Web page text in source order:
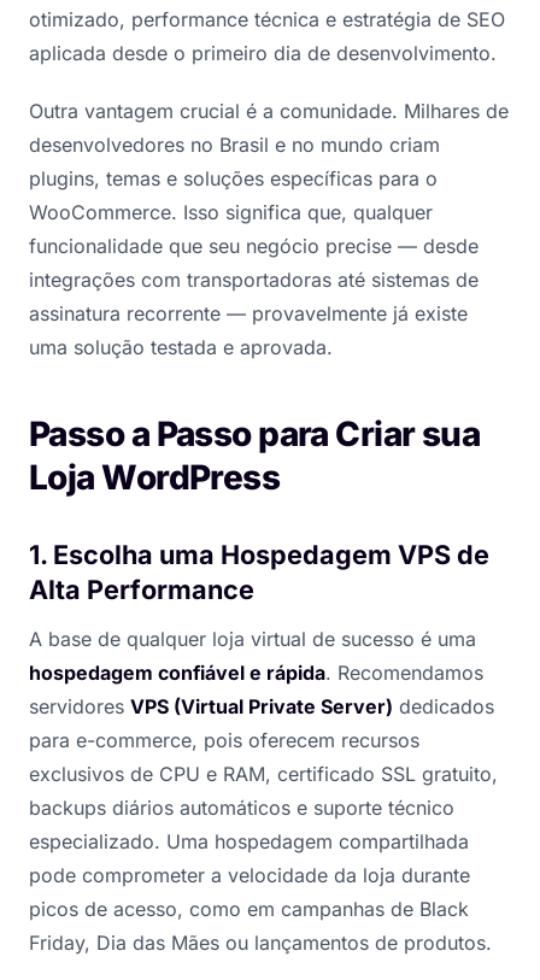
otimizado, performance técnica e estratégia de SEO
aplicada desde o primeiro dia de desenvolvimento.
Outra vantagem crucial é a comunidade. Milhares de
desenvolvedores no Brasil e no mundo criam
plugins, temas e soluções específicas para o
WooCommerce. Isso significa que, qualquer
funcionalidade que seu negócio precise — desde
integrações com transportadoras até sistemas de
assinatura recorrente — provavelmente já existe
uma solução testada e aprovada.
Passo a Passo para Criar sua
Loja WordPress
1. Escolha uma Hospedagem VPS de
Alta Performance
A base de qualquer loja virtual de sucesso é uma
hospedagem confiável e rápida. Recomendamos
servidores VPS (Virtual Private Server) dedicados
para e-commerce, pois oferecem recursos
exclusivos de CPU e RAM, certificado SSL gratuito,
backups diários automáticos e suporte técnico
especializado. Uma hospedagem compartilhada
pode comprometer a velocidade da loja durante
picos de acesso, como em campanhas de Black
Friday, Dia das Mães ou lançamentos de produtos.